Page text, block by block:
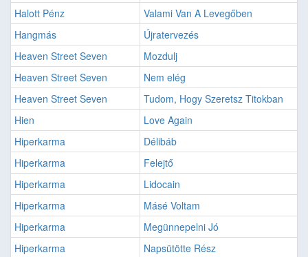
Halott Pénz
Valami Van A Levegőben
Hangmás
Újratervezés
Heaven Street Seven
Mozdulj
Heaven Street Seven
Nem elég
Heaven Street Seven
Tudom, Hogy Szeretsz Titokban
Hien
Love Again
Hiperkarma
Délibáb
Hiperkarma
Felejtő
Hiperkarma
Lidocain
Hiperkarma
Másé Voltam
Hiperkarma
Megünnepelni Jó
Hiperkarma
Napsütötte Rész